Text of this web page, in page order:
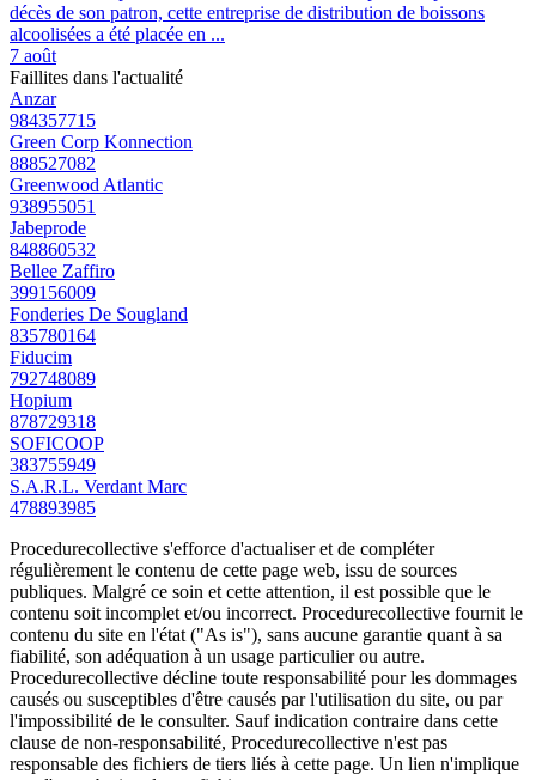
décès de son patron, cette entreprise de distribution de boissons
alcoolisées a été placée en ...
7 août
Faillites dans l'actualité
Anzar
984357715
Green Corp Konnection
888527082
Greenwood Atlantic
938955051
Jabeprode
848860532
Bellee Zaffiro
399156009
Fonderies De Sougland
835780164
Fiducim
792748089
Hopium
878729318
SOFICOOP
383755949
S.A.R.L. Verdant Marc
478893985
Procedurecollective s'efforce d'actualiser et de compléter
régulièrement le contenu de cette page web, issu de sources
publiques. Malgré ce soin et cette attention, il est possible que le
contenu soit incomplet et/ou incorrect. Procedurecollective fournit le
contenu du site en l'état ("As is"), sans aucune garantie quant à sa
fiabilité, son adéquation à un usage particulier ou autre.
Procedurecollective décline toute responsabilité pour les dommages
causés ou susceptibles d'être causés par l'utilisation du site, ou par
l'impossibilité de le consulter. Sauf indication contraire dans cette
clause de non-responsabilité, Procedurecollective n'est pas
responsable des fichiers de tiers liés à cette page. Un lien n'implique